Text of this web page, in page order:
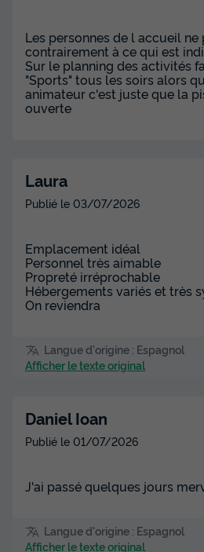
Les personnes de l accueil
contrairement à ce qui est
Sur le planning des activités
"Sports" tous les soirs alors
animateur c'est juste que la
ouverte
Laura
Publié le 03/07/2026
Emplacement idéal
Personnel très aimable
Propreté irréprochable
Hébergements variés et très
On reviendra
Langue d'origine : Espagnol
Afficher le texte original
Daniel Ioan
Publié le 01/07/2026
J'ai passé quelques jours
Langue d'origine : Espagnol
Afficher le texte original